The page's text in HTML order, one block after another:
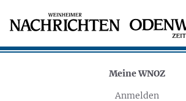
Meine WNOZ
Anmelden